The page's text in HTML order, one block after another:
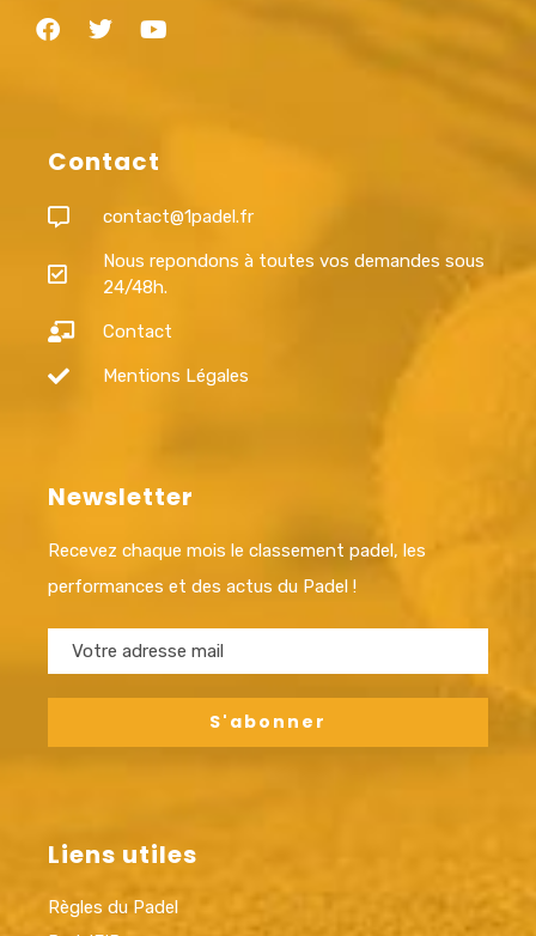
Contact
contact@1padel.fr
Nous repondons à toutes vos demandes sous
24/48h.
Contact
Mentions Légales
Newsletter
Recevez chaque mois le classement padel, les
performances et des actus du Padel !
Liens utiles
Règles du Padel